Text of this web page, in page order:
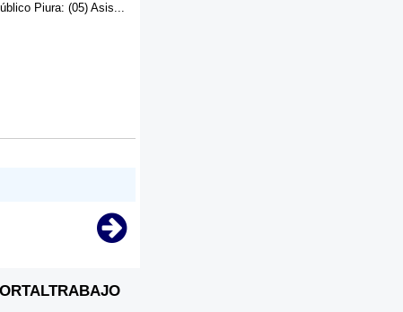
Piura: (05) Asis...